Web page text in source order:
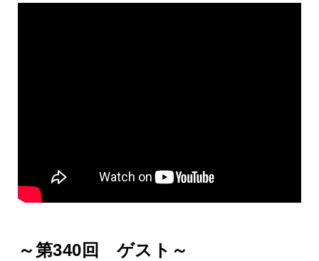
～第340回 ゲスト～